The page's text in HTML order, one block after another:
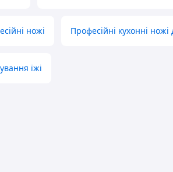
ножі Професійні кухонні
їжі